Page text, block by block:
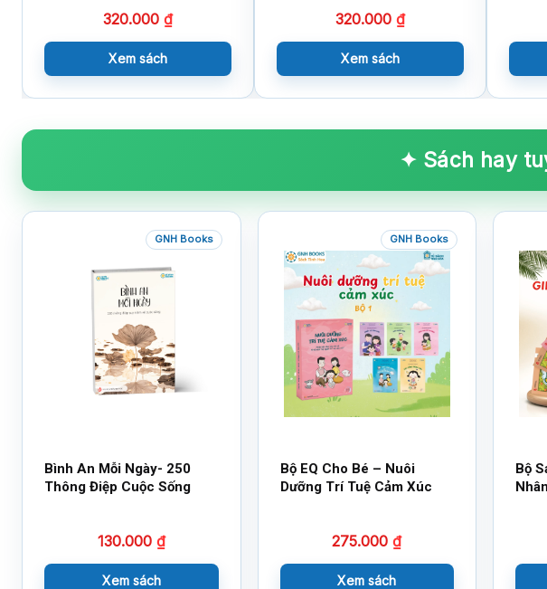
320.000 ₫
Xem sách
320.000 ₫
Xem sách
✦ Sách hay
GNH Books
Bình An Mỗi Ngày- 250
Thông Điệp Cuộc Sống
130.000 ₫
Xem sách
GNH Books
Bộ EQ Cho Bé – Nuôi
Dưỡng Trí Tuệ Cảm Xúc
275.000₫
Xem sách
Bộ